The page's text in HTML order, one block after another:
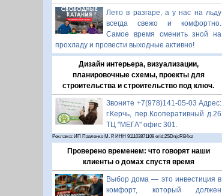
Лето в разгаре, а у нас на льду
всегда свежо и комфортно.
Самое время сменить зной на
прохладу и провести выходные активно!
Дизайн интерьера, визуализации,
планировочные схемы, проекты для
строительства и строительство под ключ.
Звоните +7(978)141-05-03 Адрес:
г.Керчь, пер.Кооперативный д.26
ТЦ "МЕГА" офис 301.
Реклама: ИП Павленко М. Р. ИНН 911103871108 erid:2SDnjcRB4xz
Проверено временем: что говорят наши
клиенты о домах спустя время
Выбор дома — это инвестиция в
комфорт, который должен